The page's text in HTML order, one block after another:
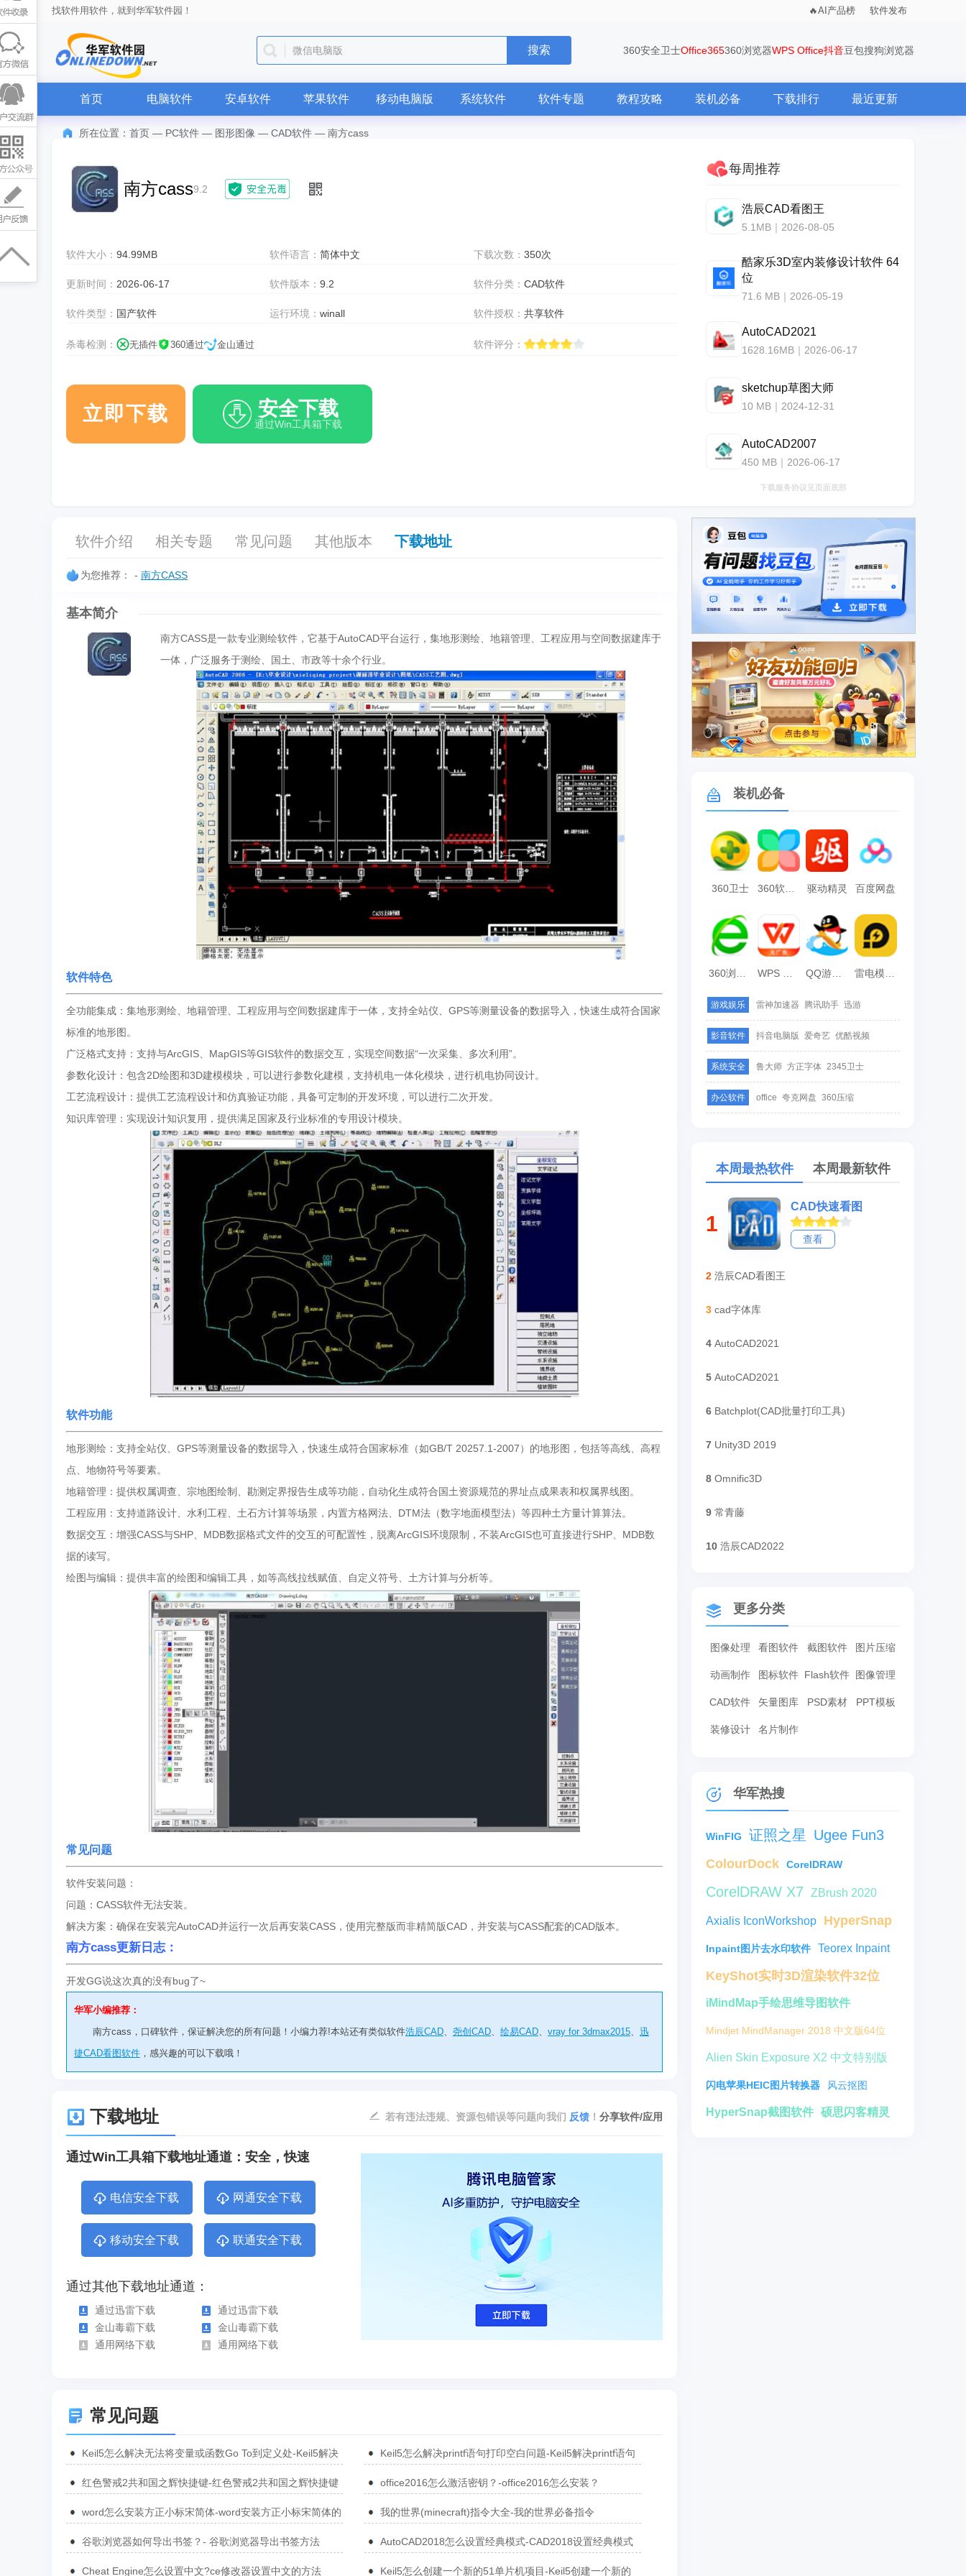
找软件用软件，就到华军软件园！ AI产品榜 软件发布
微信电脑版 搜索 360安全卫士Office365360浏览器WPS Office抖音豆包搜狗浏览器
首页 电脑软件 安卓软件 苹果软件 移动电脑版 系统软件 软件专题 教程攻略 装机必备 下载排行 最近更新
所在位置： 首页 — PC软件 — 图形图像 — CAD软件 — 南方cass
南方cass9.2
软件大小： 94.99MB 软件语言：简体中文 下载次数： 350次
更新时间： 2026-06-17 软件版本：9.2 软件分类： CAD软件
软件类型： 国产软件 运行环境：winall 软件授权： 共享软件
杀毒检测： 无插件 360通过 金山通过 软件评分：
立即下载 安全下载
通过Win工具箱下载
每周推荐
浩辰CAD看图王
5.1MB｜2026-08-05
酷家乐3D室内装修设计软件 64
位
71.6 MB｜2026-05-19
AutoCAD2021
1628.16MB｜2026-06-17
sketchup草图大师
10 MB｜2024-12-31
AutoCAD2007
450 MB｜2026-06-17
下载服务协议见页面底部
软件介绍 相关专题 常见问题 其他版本 下载地址
为您推荐： - 南方CASS
基本简介
南方CASS是一款专业测绘软件，它基于AutoCAD平台运行，集地形测绘、地籍管理、工程应用与空间数据建库于
一体，广泛服务于测绘、国土、市政等十余个行业。
软件特色
全功能集成：集地形测绘、地籍管理、工程应用与空间数据建库于一体，支持全站仪、GPS等测量设备的数据导入，快速生成符合国家
标准的地形图。
广泛格式支持：支持与ArcGIS、MapGIS等GIS软件的数据交互，实现空间数据“一次采集、多次利用”。
参数化设计：包含2D绘图和3D建模模块，可以进行参数化建模，支持机电一体化模块，进行机电协同设计。
工艺流程设计：提供工艺流程设计和仿真验证功能，具备可定制的开发环境，可以进行二次开发。
知识库管理：实现设计知识复用，提供满足国家及行业标准的专用设计模块。
软件功能
地形测绘：支持全站仪、GPS等测量设备的数据导入，快速生成符合国家标准（如GB/T 20257.1-2007）的地形图，包括等高线、高程
点、地物符号等要素。
地籍管理：提供权属调查、宗地图绘制、勘测定界报告生成等功能，自动化生成符合国土资源规范的界址点成果表和权属界线图。
工程应用：支持道路设计、水利工程、土石方计算等场景，内置方格网法、DTM法（数字地面模型法）等四种土方量计算算法。
数据交互：增强CASS与SHP、MDB数据格式文件的交互的可配置性，脱离ArcGIS环境限制，不装ArcGIS也可直接进行SHP、MDB数
据的读写。
绘图与编辑：提供丰富的绘图和编辑工具，如等高线拉线赋值、自定义符号、土方计算与分析等。
常见问题
软件安装问题：
问题：CASS软件无法安装。
解决方案：确保在安装完AutoCAD并运行一次后再安装CASS，使用完整版而非精简版CAD，并安装与CASS配套的CAD版本。
南方cass更新日志：
开发GG说这次真的没有bug了~
华军小编推荐：
南方cass，口碑软件，保证解决您的所有问题！小编力荐!本站还有类似软件浩辰CAD、 尧创CAD、 绘易CAD、 vray for 3dmax2015、 迅
捷CAD看图软件 ，感兴趣的可以下载哦！
下载地址 分享软件/应用
若有违法违规、资源包错误等问题向我们 反馈 ！
通过Win工具箱下载地址通道：安全，快速
电信安全下载 网通安全下载
移动安全下载 联通安全下载
通过其他下载地址通道：
通过迅雷下载
通过迅雷下载
金山毒霸下载
金山毒霸下载
通用网络下载
通用网络下载
常见问题
Keil5怎么解决无法将变量或函数Go To到定义处-Keil5解决
Keil5怎么解决printf语句打印空白问题-Keil5解决printf语句
红色警戒2共和国之辉快捷键-红色警戒2共和国之辉快捷键
office2016怎么激活密钥？-office2016怎么安装？
word怎么安装方正小标宋简体-word安装方正小标宋简体的
我的世界(minecraft)指令大全-我的世界必备指令
谷歌浏览器如何导出书签？- 谷歌浏览器导出书签方法
AutoCAD2018怎么设置经典模式-CAD2018设置经典模式
Cheat Engine怎么设置中文?ce修改器设置中文的方法 Keil5怎么创建一个新的51单片机项目-Keil5创建一个新的
广告
广告
装机必备
360卫士 360软件管家 驱动精灵 百度网盘
雷电模拟器
游戏娱乐 雷神加速器 腾讯助手 迅游
影音软件 抖音电脑版 爱奇艺 优酷视频
系统安全 鲁大师 方正字体 2345卫士
办公软件 office 夸克网盘 360压缩
本周最热软件 本周最新软件
1
CAD快速看图
查看
2 浩辰CAD看图王
3 cad字体库
4 AutoCAD2021
5 AutoCAD2021
6 Batchplot(CAD批量打印工具)
7 Unity3D 2019
8 Omnific3D
9 常青藤
10 浩辰CAD2022
更多分类
图像处理 看图软件 截图软件 图片压缩
动画制作 图标软件 Flash软件 图像管理
CAD软件 矢量图库 PSD素材 PPT模板
装修设计 名片制作
华军热搜
WinFIG 证照之星 Ugee Fun3
ColourDock CorelDRAW
CorelDRAW X7 ZBrush 2020
Axialis IconWorkshop HyperSnap
Inpaint图片去水印软件 Teorex Inpaint
KeyShot实时3D渲染软件32位
iMindMap手绘思维导图软件
Mindjet MindManager 2018 中文版64位
Alien Skin Exposure X2 中文特别版
闪电苹果HEIC图片转换器 风云抠图
HyperSnap截图软件 硕思闪客精灵